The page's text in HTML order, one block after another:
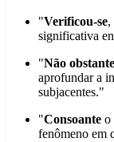
"Verificou-se,
significativa
"Não obstante
aprofundar a
subjacentes."
"Consoante o
fenômeno em